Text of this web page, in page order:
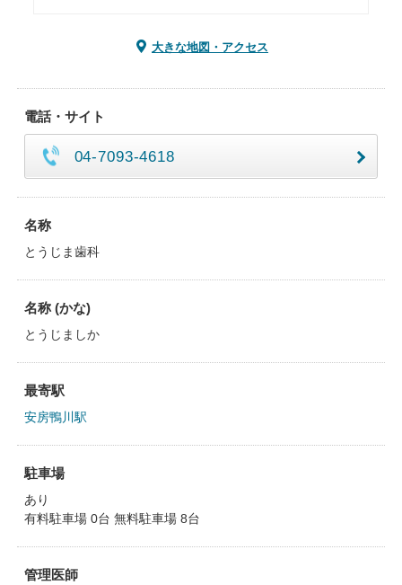
大きな地図・アクセス
電話・サイト
04-7093-4618
名称
とうじま歯科
名称 (かな)
とうじましか
最寄駅
安房鴨川駅
駐車場
あり
有料駐車場 0台 無料駐車場 8台
管理医師